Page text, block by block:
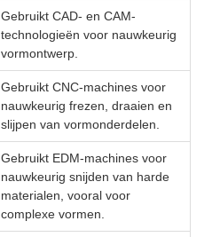
Gebruikt CAD- en CAM-
technologieën voor nauwkeurig
vormontwerp.
Gebruikt CNC-machines voor
nauwkeurig frezen, draaien en
slijpen van vormonderdelen.
Gebruikt EDM-machines voor
nauwkeurig snijden van harde
materialen, vooral voor
complexe vormen.